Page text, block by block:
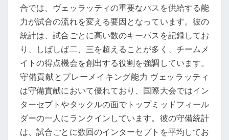
合では、ヴェッラッティの重要なパスを供給する能
力が試合の流れを変える要因となっています。彼の
統計は、試合ごとに高い数のキーパスを記録してお
り、しばしば二、三を超えることが多く、チームメ
イトの得点機会を創出する役割を強調しています。
守備貢献とプレーメイキング能力 ヴェッラッティ
は守備貢献において優れており、国際大会ではイン
ターセプトやタックルの面でトップミッドフィール
ダーの一人にランクインしています。彼の守備統計
は、試合ごとに数回のインターセプトを平均してお